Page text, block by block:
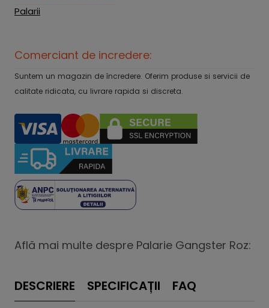
Palarii
Comerciant de incredere:
Suntem un magazin de încredere. Oferim produse si servicii de
calitate ridicata, cu livrare rapida si discreta.
Află mai multe despre Palarie Gangster Roz:
DESCRIERE SPECIFICAȚII FAQ